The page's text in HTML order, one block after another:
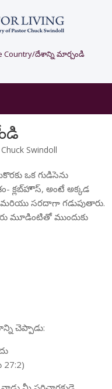
Country/దేశాన్ని మార్చండి
Swindoll
ఒక గుడిసెను
క్లబ్‌హౌస్, అంటే అక్కడ
మరియు సరదాగా గడుపుతారు.
మూడింటితో ముందుకు
చెప్పాడు: